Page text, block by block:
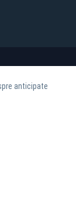
anticipate